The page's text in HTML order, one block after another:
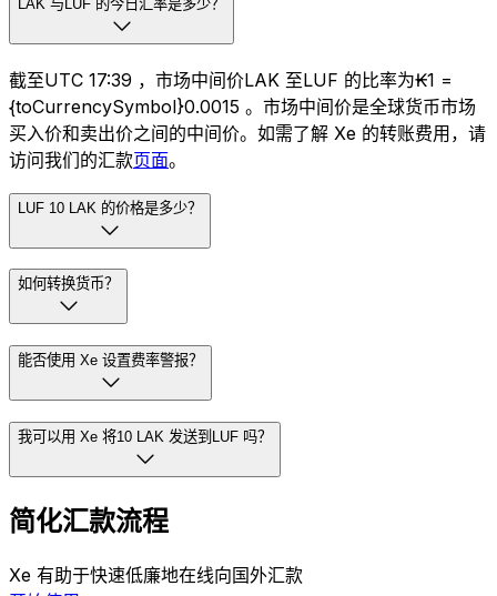
LAK 与LUF 的今日汇率是多少？
截至UTC 17:39 ，市场中间价LAK 至LUF 的比率为₭1 =
{toCurrencySymbol}0.0015 。市场中间价是全球货币市场
买入价和卖出价之间的中间价。如需了解 Xe 的转账费用，请
访问我们的汇款页面。
LUF 10 LAK 的价格是多少？
如何转换货币？
能否使用 Xe 设置费率警报？
我可以用 Xe 将10 LAK 发送到LUF 吗？
简化汇款流程
Xe 有助于快速低廉地在线向国外汇款